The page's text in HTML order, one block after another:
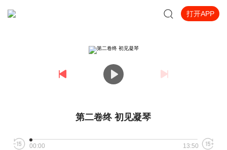
打开APP
第二卷终 初见凝琴
00:00 13:50